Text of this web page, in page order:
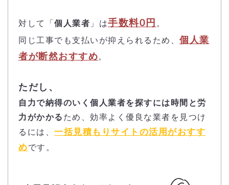
対して「 個人業者 」は手数料0円 。
同じ工事でも支払いが抑えられるため、 個人業
者が断然おすすめ。
ただし、
自力で納得のいく個人業者を探すには時間と労
力がかかる ため、効率よく優良な業者を見つけ
るには、 一括見積もりサイトの活用がおすす
めです。